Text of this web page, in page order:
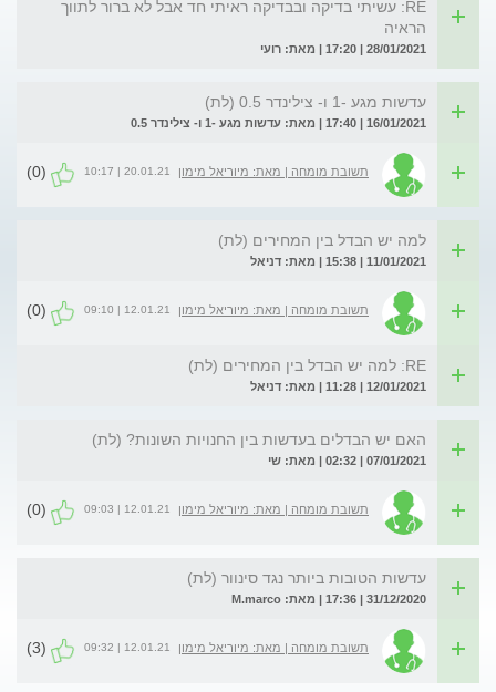
RE: עשיתי בדיקה ובבדיקה ראיתי חד אבל לא ברור לתווך
הראיה
28/01/2021 | 17:20 | מאת: רועי
עדשות מגע -1 ו- צילינדר 0.5 (לת)
16/01/2021 | 17:40 | מאת: עדשות מגע -1 ו- צילינדר 0.5
תשובת מומחה | מאת: מיוריאל מימון 20.01.21 | 10:17
(0)
למה יש הבדל בין המחירים (לת)
11/01/2021 | 15:38 | מאת: דניאל
תשובת מומחה | מאת: מיוריאל מימון 12.01.21 | 09:10
(0)
RE: למה יש הבדל בין המחירים (לת)
12/01/2021 | 11:28 | מאת: דניאל
האם יש הבדלים בעדשות בין החנויות השונות? (לת)
07/01/2021 | 02:32 | מאת: שי
תשובת מומחה | מאת: מיוריאל מימון 12.01.21 | 09:03
(0)
עדשות הטובות ביותר נגד סינוור (לת)
31/12/2020 | 17:36 | מאת: M.marco
תשובת מומחה | מאת: מיוריאל מימון 12.01.21 | 09:32
(3)